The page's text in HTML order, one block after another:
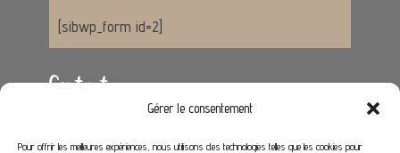
Gérer le consentement
Pour offrir les meilleures expériences, nous utilisons des technologies telles que les cookies pour
[sibwp_form id=2]
Contact